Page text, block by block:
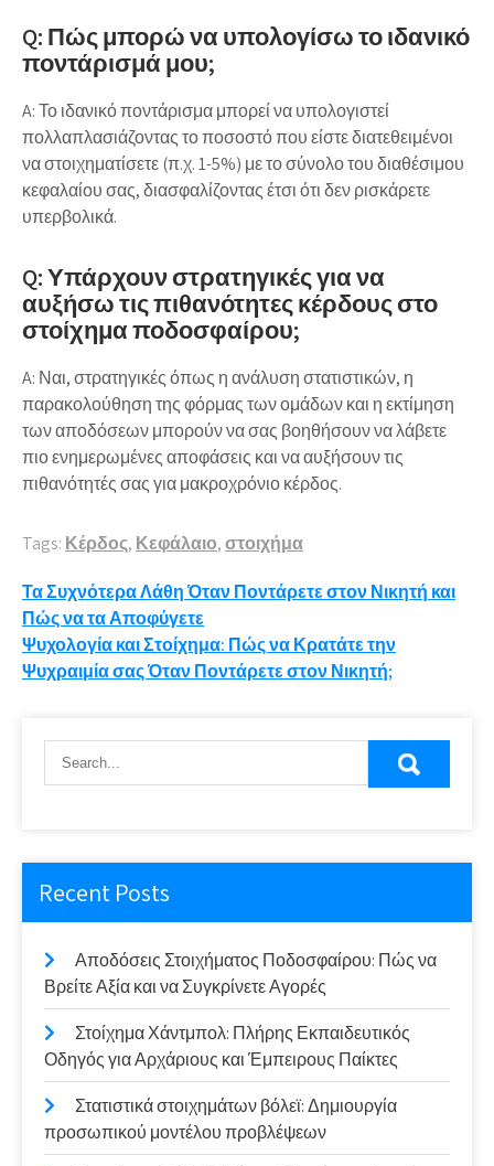
Q: Πώς μπορώ να υπολογίσω το ιδανικό
ποντάρισμά μου;
A: Το ιδανικό ποντάρισμα μπορεί να υπολογιστεί
πολλαπλασιάζοντας το ποσοστό που είστε διατεθειμένοι
να στοιχηματίσετε (π.χ. 1-5%) με το σύνολο του διαθέσιμου
κεφαλαίου σας, διασφαλίζοντας έτσι ότι δεν ρισκάρετε
υπερβολικά.
Q: Υπάρχουν στρατηγικές για να
αυξήσω τις πιθανότητες κέρδους στο
στοίχημα ποδοσφαίρου;
A: Ναι, στρατηγικές όπως η ανάλυση στατιστικών, η
παρακολούθηση της φόρμας των ομάδων και η εκτίμηση
των αποδόσεων μπορούν να σας βοηθήσουν να λάβετε
πιο ενημερωμένες αποφάσεις και να αυξήσουν τις
πιθανότητές σας για μακροχρόνιο κέρδος.
Tags: Κέρδος, Κεφάλαιο,στοιχήμα
Post
navigation
Τα Συχνότερα Λάθη Όταν Ποντάρετε στον Νικητή και
Πώς να τα Αποφύγετε
Ψυχολογία και Στοίχημα: Πώς να Κρατάτε την
Ψυχραιμία σας Όταν Ποντάρετε στον Νικητή;
Recent Posts
Αποδόσεις Στοιχήματος Ποδοσφαίρου: Πώς να
Βρείτε Αξία και να Συγκρίνετε Αγορές
Στοίχημα Χάντμπολ: Πλήρης Εκπαιδευτικός
Οδηγός για Αρχάριους και Έμπειρους Παίκτες
Στατιστικά στοιχημάτων βόλεϊ: Δημιουργία
προσωπικού μοντέλου προβλέψεων